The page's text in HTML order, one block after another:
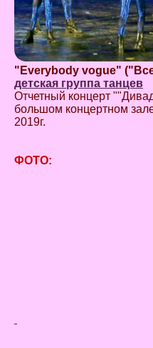
"Everybody vogue"
детская группа танцев
Отчетный концерт
большом концертном
2019г.
ФОТО: